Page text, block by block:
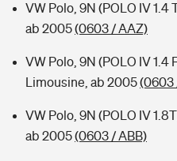
VW Polo, 9N (POLO IV 1.4
ab 2005(0603 / AAZ)
VW Polo, 9N (POLO IV 1.4
Limousine, ab 2005(0603
VW Polo, 9N (POLO IV
ab 2005(0603 / ABB)